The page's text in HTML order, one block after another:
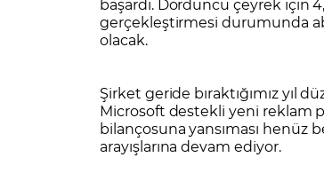
başardı. Dördüncü çeyrek için
gerçekleştirmesi durumunda
olacak.
Şirket geride bıraktığımız yıl
Microsoft destekli yeni reklam
bilançosuna yansıması henüz
arayışlarına devam ediyor.